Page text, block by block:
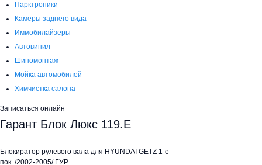
Парктроники
Камеры заднего вида
Иммобилайзеры
Автовинил
Шиномонтаж
Мойка автомобилей
Химчистка салона
Записаться онлайн
Гарант Блок Люкс 119.E
Блокиратор рулевого вала для HYUNDAI GETZ 1-е
пок. /2002-2005/ ГУР